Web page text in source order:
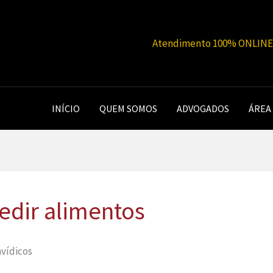
Atendimento 100%
INÍCIO QUEM SOMOS ADVOGADOS
alimentos